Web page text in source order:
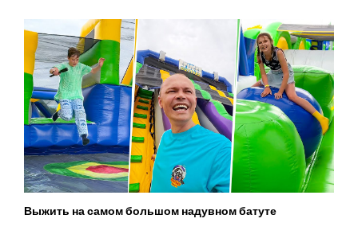
Выжить на самом большом надувном батуте